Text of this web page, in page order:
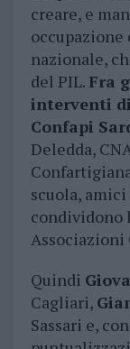
creare, e
nazionale,
del PIL. Fra
interventi
Confapi
Deledda,
scuola,
condividono
Associazioni
Quindi
Cagliari,
Sassari e,